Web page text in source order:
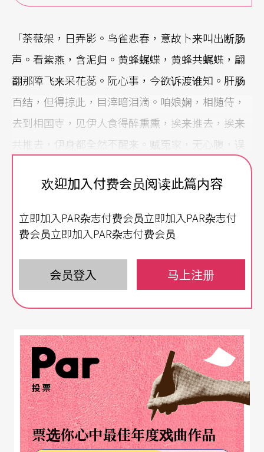
「荼薇架，日弄影。鸟雀悲春，意故卜来叫出断肠
声。看紫燕，含泥归。黄蜂𧋦蝶，黄蜂共𧋦蝶，翩
翻那障飞来采花蕊。阮心事，今欲诉渡谁知。肝肠
百结，但得掠此，目滓暗泪滴。咱娘娴，相随侍，
去到相国寺，见伊人食得醉熏熏，挨来推去，挨来
共推去，伊身都全然不醒来。贼冤家，无心腹，误
身恰似扬子江中遇著风浪摇摆。雀桥会，不驾来。
女，银河阻隔在许天台。」（南管〈荼薇架〉）
南管音乐的情，陈美娥嗓声的幽曲乾净，在季末的
春雨中，寅夜绕耳不去。前年三月「汉唐乐府」一
场南管演出留下的音印仍然淸鲜；今年六月在两厅
媳妇王心心主唱，南管爱好者将可聆赏到正统泉州
腔南音了。
来台甫年余的王心心，是陈美娥的嫂子。姑嫂结缘
于南管，嫂嫂虽比小姑年轻，南管艺龄却较长。
「我开始学讲话就在南管的音乐中了，」王心心
欢迎加入付费会员阅读此篇内容
立即加入PAR杂志付费会员立即加入PAR杂志付
费会员立即加入PAR杂志付费会员
会员登入 马上注册
投票
票选你心中最佳年度戏曲作品